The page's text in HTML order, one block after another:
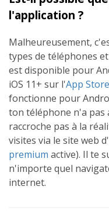
l'application ?
Malheureusement,
types de téléphones
est disponible pour
iOS 11+ sur l'App Store
fonctionne pour
ton téléphone n'a pas
raccroche pas à la
visites via le site web
premium active). Il te
n'importe quel
internet.